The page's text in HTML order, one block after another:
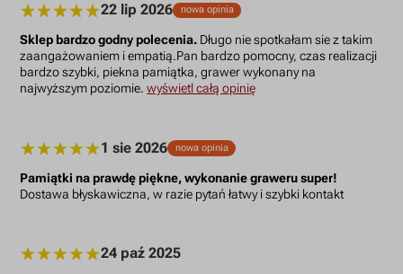
22 lip 2026 nowa opinia
Sklep bardzo godny polecenia. Długo nie spotkałam sie z takim
zaangażowaniem i empatią.Pan bardzo pomocny, czas realizacji
bardzo szybki, piekna pamiątka, grawer wykonany na
najwyższym poziomie.wyświetl całą opinię
1 sie 2026 nowa opinia
Pamiątki na prawdę piękne, wykonanie graweru super!
Dostawa błyskawiczna, w razie pytań łatwy i szybki kontakt
24 paź 2025